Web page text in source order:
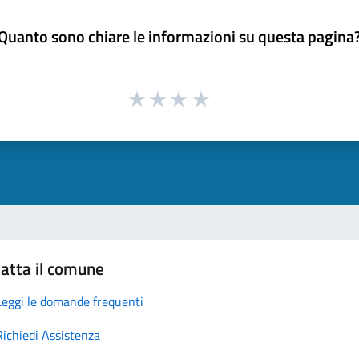
sono chiare le informazioni su questa
il comune
le domande frequenti
Assistenza